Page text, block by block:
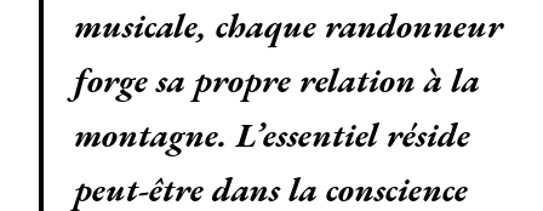
musicale, chaque randonneur
forge sa propre relation à la
montagne. L’essentiel réside
peut-être dans la conscience